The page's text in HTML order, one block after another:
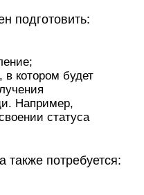
подготовить:
в котором будет
Например,
статуса
также потребуется: